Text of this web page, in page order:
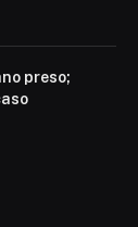
preso;